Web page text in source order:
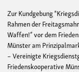
Zur Kundgebung
Rahmen der
Waffen!“ vor dem
Münster am
– Vereinigte
Friedenskooperative